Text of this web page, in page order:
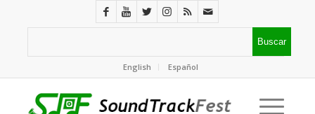
English Español